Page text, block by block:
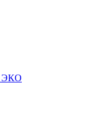
ЭКО